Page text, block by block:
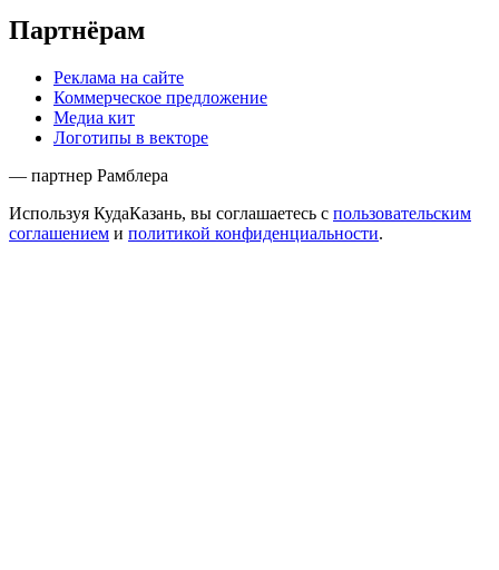
Партнёрам
Реклама на сайте
Коммерческое предложение
Медиа кит
Логотипы в векторе
— партнер Рамблера
Используя КудаКазань, вы соглашаетесь с пользовательским
соглашением и политикой конфиденциальности.